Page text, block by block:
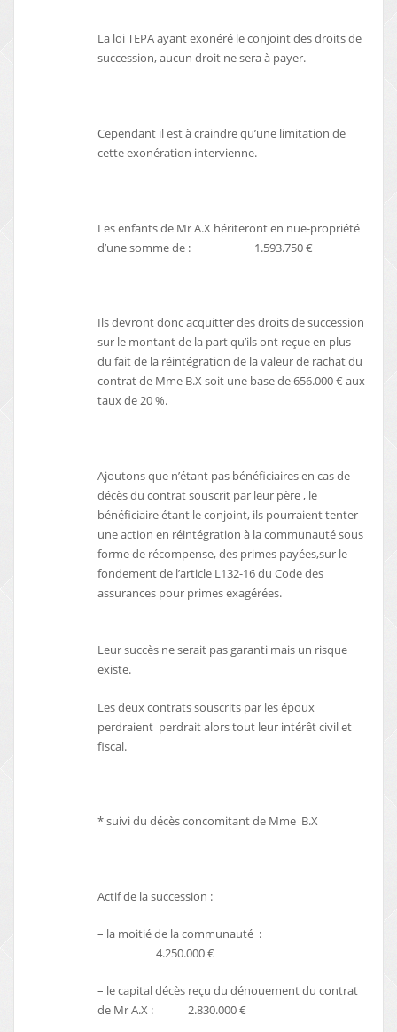
La loi TEPA ayant exonéré le conjoint des droits de
succession, aucun droit ne sera à payer.
Cependant il est à craindre qu’une limitation de
cette exonération intervienne.
Les enfants de Mr A.X hériteront en nue-propriété
d’une somme de : 1.593.750 €
Ils devront donc acquitter des droits de succession
sur le montant de la part qu’ils ont reçue en plus
du fait de la réintégration de la valeur de rachat du
contrat de Mme B.X soit une base de 656.000 € aux
taux de 20 %.
Ajoutons que n’étant pas bénéficiaires en cas de
décès du contrat souscrit par leur père , le
bénéficiaire étant le conjoint, ils pourraient tenter
une action en réintégration à la communauté sous
forme de récompense, des primes payées,sur le
fondement de l’article L132-16 du Code des
assurances pour primes exagérées.
Leur succès ne serait pas garanti mais un risque
existe.
Les deux contrats souscrits par les époux
perdraient perdrait alors tout leur intérêt civil et
fiscal.
* suivi du décès concomitant de Mme B.X
Actif de la succession :
– la moitié de la communauté :
4.250.000 €
– le capital décès reçu du dénouement du contrat
de Mr A.X : 2.830.000 €